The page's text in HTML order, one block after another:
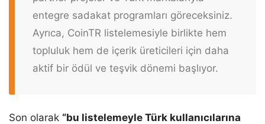
entegre sadakat programları göreceksiniz.
Ayrıca, CoinTR listelemesiyle birlikte hem
topluluk hem de içerik üreticileri için daha
aktif bir ödül ve teşvik dönemi başlıyor.
Son olarak “bu listelemeyle Türk kullanıcılarına